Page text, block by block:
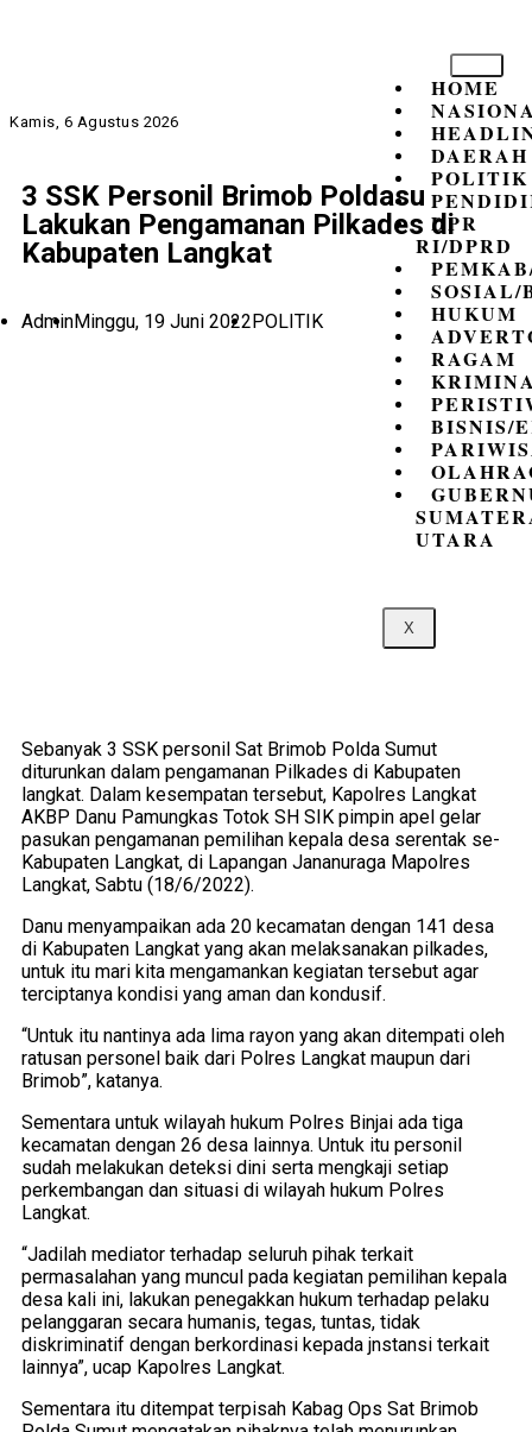
Kamis, 6 Agustus 2026
HOME
DAERAH
POLITIK
DPR
RI/DPRD
SOSIAL/
HUKUM
RAGAM
BISNIS/
UTARA
X
3 SSK Personil Brimob Poldasu
Lakukan Pengamanan Pilkades di
Kabupaten Langkat
AdminMinggu, 19 Juni 2022 POLITIK
Sebanyak 3 SSK personil Sat Brimob Polda Sumut
diturunkan dalam pengamanan Pilkades di Kabupaten
langkat. Dalam kesempatan tersebut, Kapolres Langkat
AKBP Danu Pamungkas Totok SH SIK pimpin apel gelar
pasukan pengamanan pemilihan kepala desa serentak se-
Kabupaten Langkat, di Lapangan Jananuraga Mapolres
Langkat, Sabtu (18/6/2022).
Danu menyampaikan ada 20 kecamatan dengan 141 desa
di Kabupaten Langkat yang akan melaksanakan pilkades,
untuk itu mari kita mengamankan kegiatan tersebut agar
terciptanya kondisi yang aman dan kondusif.
“Untuk itu nantinya ada lima rayon yang akan ditempati oleh
ratusan personel baik dari Polres Langkat maupun dari
Brimob”, katanya.
Sementara untuk wilayah hukum Polres Binjai ada tiga
kecamatan dengan 26 desa lainnya. Untuk itu personil
sudah melakukan deteksi dini serta mengkaji setiap
perkembangan dan situasi di wilayah hukum Polres
Langkat.
“Jadilah mediator terhadap seluruh pihak terkait
permasalahan yang muncul pada kegiatan pemilihan kepala
desa kali ini, lakukan penegakkan hukum terhadap pelaku
pelanggaran secara humanis, tegas, tuntas, tidak
diskriminatif dengan berkordinasi kepada jnstansi terkait
lainnya”, ucap Kapolres Langkat.
Sementara itu ditempat terpisah Kabag Ops Sat Brimob